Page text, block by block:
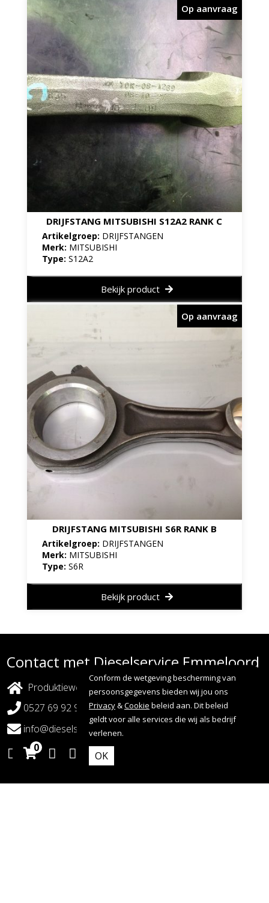
0
Conform de wetgeving bescherming van
persoonsgegevens bieden wij jou ons
Privacy&Cookie beleid aan. Dit beleid
geldt voor alle services die wij als bedrijf
verlenen.
OK
DRIJFSTANG MITSUBISHI S12A2 RANK C
Artikelgroep: DRIJFSTANGEN
Merk: MITSUBISHI
Type: S12A2
Op aanvraag
Bekijk product
DRIJFSTANG MITSUBISHI S6R RANK B
Artikelgroep: DRIJFSTANGEN
Merk: MITSUBISHI
Type: S6R
Op aanvraag
Bekijk product
Contact met Dieselservice Emmeloord
Produktieweg 15, Emmeloord - Nederland
0527 69 92 92
info@dieselserviceemmeloord.nl